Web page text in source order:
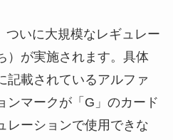
ついに大規模なレギュレー
）が実施されます。具体
記載されているアルファ
ンマークが「G」のカード
レーションで使用できな